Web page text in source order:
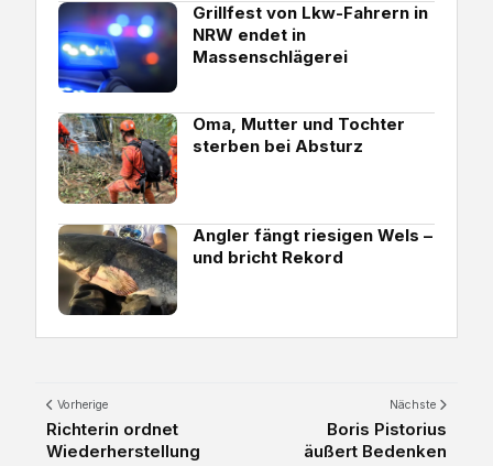
Grillfest von Lkw-Fahrern in
NRW endet in
Massenschlägerei
Oma, Mutter und Tochter
sterben bei Absturz
Angler fängt riesigen Wels –
und bricht Rekord
Vorherige
Richterin ordnet
Wiederherstellung
Nächste
Boris Pistorius
äußert Bedenken